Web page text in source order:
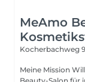
MeAmo
Kocherbachweg
Meine Mission